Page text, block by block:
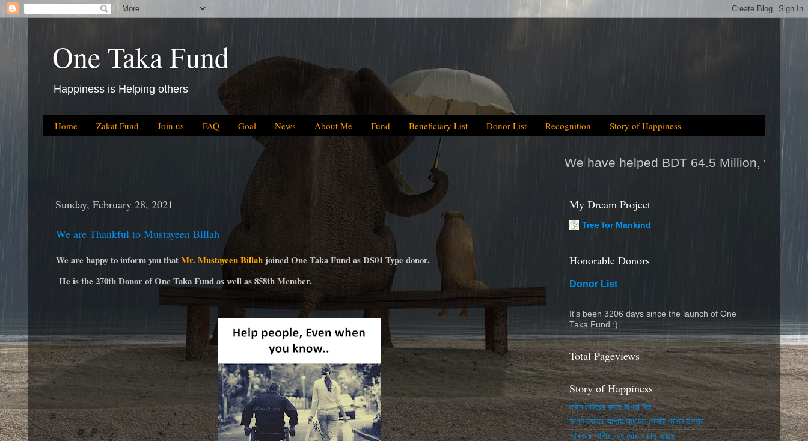
One Taka Fund
Happiness is Helping others
Home Zakat Fund Join us FAQ Goal News About Me Fund Beneficiary List Donor List Recognition Story of Happiness
We have helped BDT 64.5 Million, which is equal to
Sunday, February 28, 2021
We are Thankful to Mustayeen Billah
We are happy to inform you thatMr. Mustayeen Billah joined One Taka Fund as DS01 Type donor.
He is the 270th Donor of One Taka Fund as well as 858th Member.
My Dream Project
Tree for Mankind
Honorable Donors
Donor List
It's been 3206 days since the launch of One
Taka Fund :)
Total Pageviews
Story of Happiness
নাইম ভাইয়ের বদলে যাওয়া দিন
ভাগ্য বদলের আশায় আধুনিক সেলাই মেশিন উপহার
আকতার আলীর বন্ধ দোকান চালু হয়েছে